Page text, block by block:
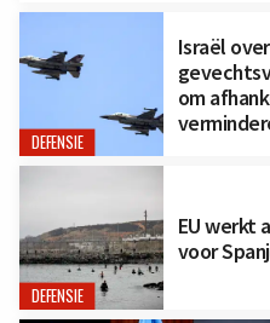
DEFENSIE
Israël
om
DEFENSIE
EU werkt
voor